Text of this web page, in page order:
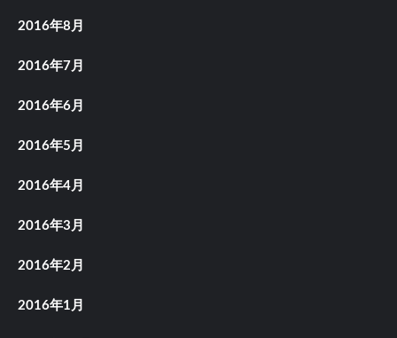
2016年8月
2016年7月
2016年6月
2016年5月
2016年4月
2016年3月
2016年2月
2016年1月